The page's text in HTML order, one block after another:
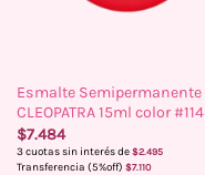
Esmalte Semipermanente
CLEOPATRA 15ml color #114
$7.484
3 cuotas sin interés de $2.495
Transferencia (5%off) $7.110